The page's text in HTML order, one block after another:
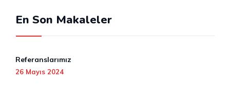
En Son Makaleler
Referanslarımız
26 Mayıs 2024